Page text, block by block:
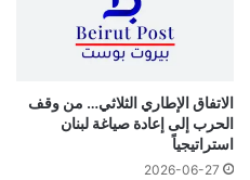
الاتفاق الإطاري الثلاثي… من وقف
الحرب إلى إعادة صياغة لبنان
استراتيجياً
2026-06-27